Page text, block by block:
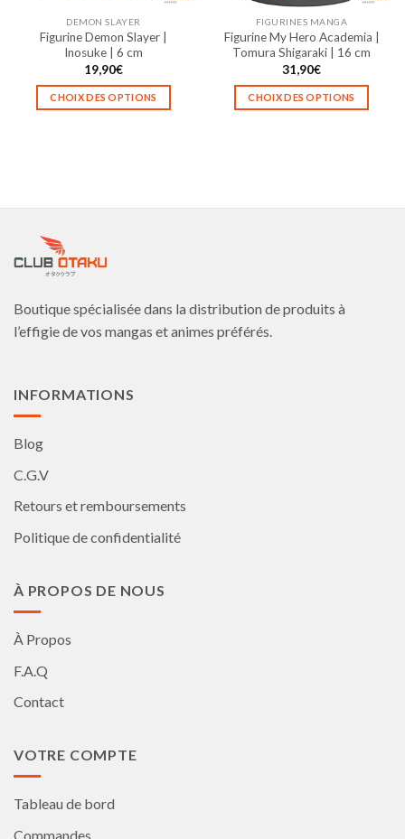
page
du
produit
la
page
produit
DEMON SLAYER
Figurine Demon Slayer |
Inosuke | 6 cm
19,90€
CHOIX DES OPTIONS
Les
être
sur
la
FIGURINES MANGA
Figurine My Hero Academia |
Tomura Shigaraki | 16 cm
31,90€
CHOIX DES OPTIONS
Les
sur
Boutique spécialisée dans la distribution de produits à
l’effigie de vos mangas et animes préférés.
INFORMATIONS
Blog
C.G.V
Retours et remboursements
Politique de confidentialité
À PROPOS DE NOUS
À Propos
F.A.Q
Contact
VOTRE COMPTE
Tableau de bord
Commandes